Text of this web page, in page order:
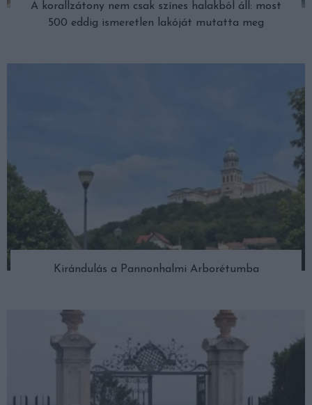
A korallzátony nem csak színes halakból áll: most
500 eddig ismeretlen lakóját mutatta meg
Kirándulás a Pannonhalmi Arborétumba